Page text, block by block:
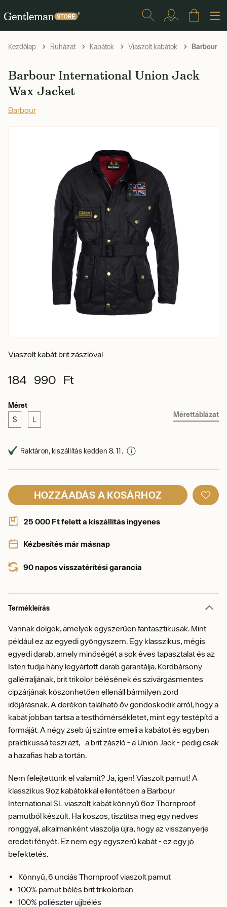
Kezdőlap Ruházat Kabátok Viaszolt kabátok Barbour
Barbour International Union Jack
Wax Jacket
Barbour
Viaszolt kabát brit zászlóval
184 990 Ft
Méret
S
Mérettáblázat
Raktáron, kiszállítás kedden 8. 11.
HOZZÁADÁS A KOSÁRHOZ
25 000 Ft felett a kiszállítás ingyenes
Kézbesítés már másnap
90 napos visszatérítési garancia
Termékleírás
Vannak dolgok, amelyek egyszerűen fantasztikusak. Mint
például ez az egyedi gyöngyszem. Egy klasszikus, mégis
egyedi darab, amely minőségét a sok éves tapasztalat és az
Isten tudja hány legyártott darab garantálja. Kordbársony
gallérraljának, brit trikolor bélésének és szivárgásmentes
cipzárjának köszönhetően ellenáll bármilyen zord
időjárásnak. A derékon található öv gondoskodik arról, hogy a
kabát jobban tartsa a testhőmérsékletet, mint egy testépítő a
formáját. A négy zseb új szintre emeli a kabátot és egyben
praktikussá teszi azt, a brit zászló - a Union Jack - pedig csak
a hazafias hab a tortán.
Nem felejtettünk el valamit? Ja, igen! Viaszolt pamut! A
klasszikus 9oz kabátokkal ellentétben a Barbour
International SL viaszolt kabát könnyű 6oz Thornproof
pamutból készült. Ha koszos, tisztítsa meg egy nedves
ronggyal, alkalmanként viaszolja újra, hogy az visszanyerje
eredeti fényét. Ez nem egy egyszerű kabát - ez egy jó
befektetés.
Könnyű, 6 unciás Thornproof viaszolt pamut
100% pamut bélés brit trikolorban
100% poliészter ujjbélés